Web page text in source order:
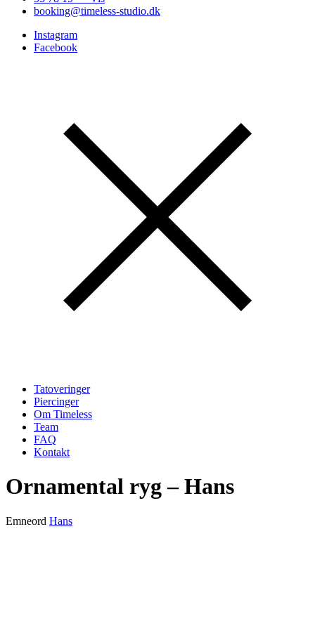
booking@timeless-studio.dk
Instagram
Facebook
Tatoveringer
Piercinger
Om Timeless
Team
FAQ
Kontakt
Ornamental ryg – Hans
Emneord Hans